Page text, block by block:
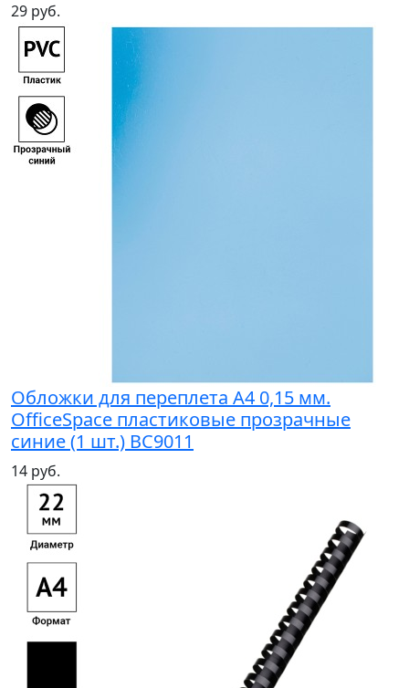
29 руб.
Обложки для переплета А4 0,15 мм.
OfficeSpace пластиковые прозрачные
синие (1 шт.) BC9011
14 руб.